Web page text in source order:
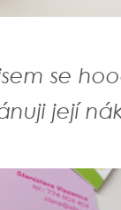
se
její